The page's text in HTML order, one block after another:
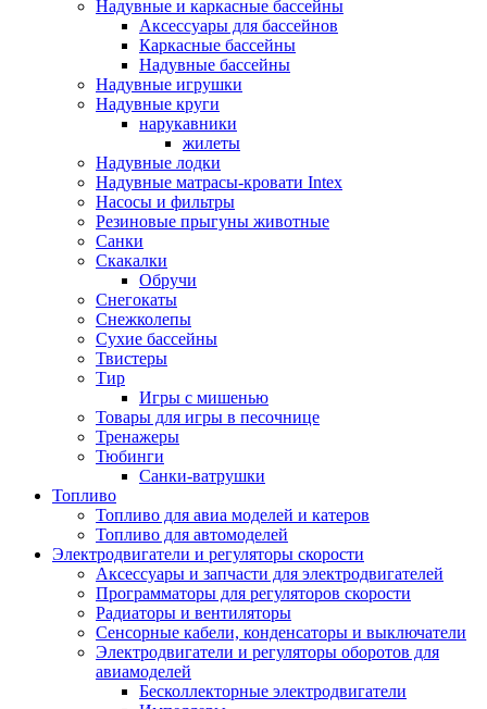
Надувные и каркасные бассейны
Аксессуары для бассейнов
Каркасные бассейны
Надувные бассейны
Надувные игрушки
Надувные круги
нарукавники
жилеты
Надувные лодки
Надувные матрасы-кровати Intex
Насосы и фильтры
Резиновые прыгуны животные
Санки
Скакалки
Обручи
Снегокаты
Снежколепы
Сухие бассейны
Твистеры
Тир
Игры с мишенью
Товары для игры в песочнице
Тренажеры
Тюбинги
Санки-ватрушки
Топливо
Топливо для авиа моделей и катеров
Топливо для автомоделей
Электродвигатели и регуляторы скорости
Аксессуары и запчасти для электродвигателей
Программаторы для регуляторов скорости
Радиаторы и вентиляторы
Сенсорные кабели, конденсаторы и выключатели
Электродвигатели и регуляторы оборотов для
авиамоделей
Бесколлекторные электродвигатели